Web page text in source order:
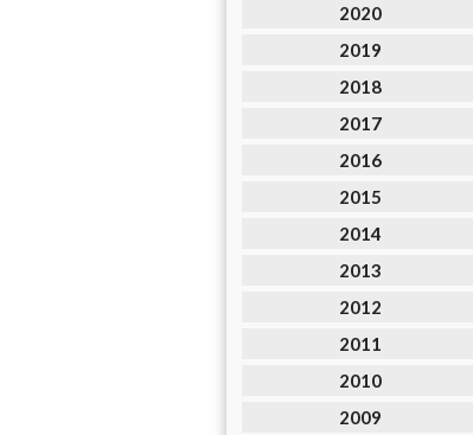
2020
2019
2018
2017
2016
2015
2014
2013
2012
2011
2010
2009